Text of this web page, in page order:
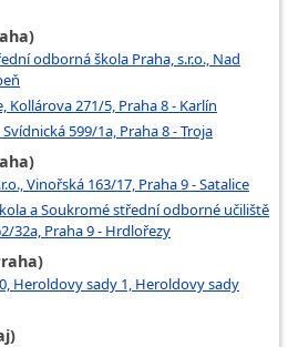
odborná škola Praha, s.r.o., Nad
271/5, Praha 8 - Karlín
599/1a, Praha 8 - Troja
Vinořská 163/17, Praha 9 - Satalice
a Soukromé střední odborné učiliště
32a, Praha 9 - Hrdlořezy
Heroldovy sady 1, Heroldovy sady